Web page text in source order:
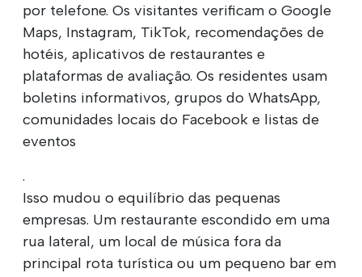
por telefone. Os visitantes verificam o Google
Maps, Instagram, TikTok, recomendações de
hotéis, aplicativos de restaurantes e
plataformas de avaliação. Os residentes usam
boletins informativos, grupos do WhatsApp,
comunidades locais do Facebook e listas de
eventos
.
Isso mudou o equilíbrio das pequenas
empresas. Um restaurante escondido em uma
rua lateral, um local de música fora da
principal rota turística ou um pequeno bar em